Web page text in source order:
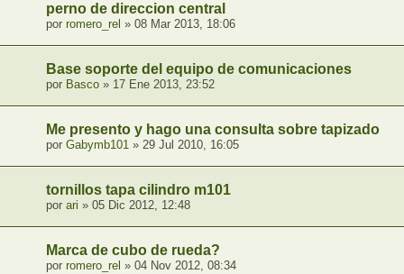
perno de direccion central
por romero_rel » 08 Mar 2013, 18:06
Base soporte del equipo de comunicaciones
por Basco » 17 Ene 2013, 23:52
Me presento y hago una consulta sobre tapizado
por Gabymb101 » 29 Jul 2010, 16:05
tornillos tapa cilindro m101
por ari » 05 Dic 2012, 12:48
Marca de cubo de rueda?
por romero_rel » 04 Nov 2012, 08:34